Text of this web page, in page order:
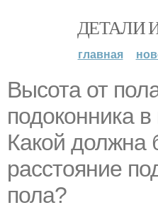
ДЕТАЛИ
главная
Высота от
подоконника в
Какой должна
расстояние
пола?